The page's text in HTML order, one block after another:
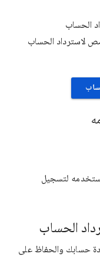
الحساب
لاسترداد الحساب
لتسجيل
الحساب
حسابك والحفاظ على